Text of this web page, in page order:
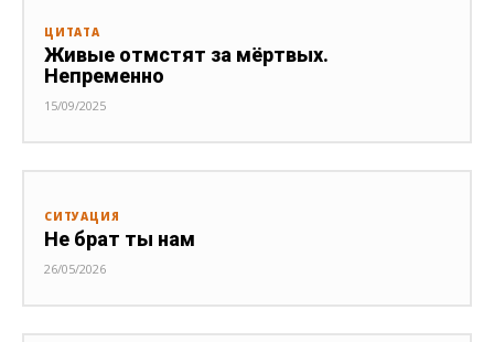
ЦИТАТА
Живые отмстят за мёртвых.
Непременно
15/09/2025
СИТУАЦИЯ
Не брат ты нам
26/05/2026